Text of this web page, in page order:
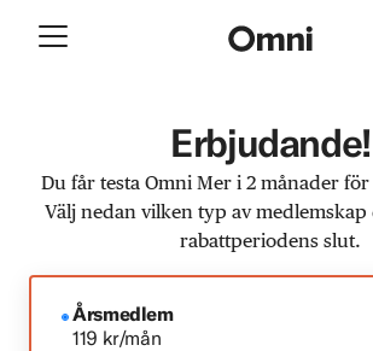
Erbjudande!
Du får testa Omni Mer i 2 månader
Välj nedan vilken typ av
rabattperiodens slut.
Årsmedlem
119 kr/mån